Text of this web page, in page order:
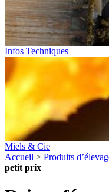
Infos Techniques
Miels & Cie
Accueil > Produits
petit prix